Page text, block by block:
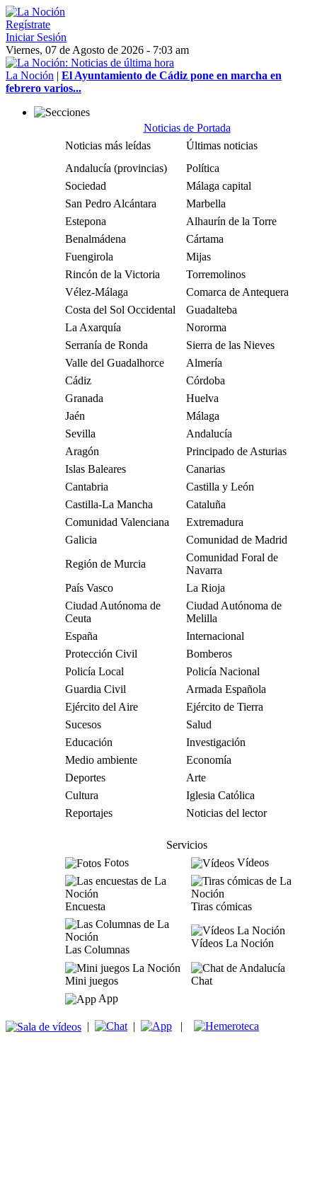
Regístrate
Iniciar Sesión
Viernes, 07 de Agosto de 2026 - 7:03 am
La Noción | El Ayuntamiento de Cádiz pone en marcha en
febrero varios...
Noticias de Portada
Noticias más leídas
Últimas noticias
Andalucía (provincias)
Política
Sociedad
Málaga capital
San Pedro Alcántara
Marbella
Estepona
Alhaurín de la Torre
Benalmádena
Cártama
Fuengirola
Mijas
Rincón de la Victoria
Torremolinos
Vélez-Málaga
Comarca de Antequera
Costa del Sol Occidental
Guadalteba
La Axarquía
Nororma
Serranía de Ronda
Sierra de las Nieves
Valle del Guadalhorce
Almería
Cádiz
Córdoba
Granada
Huelva
Jaén
Málaga
Sevilla
Andalucía
Aragón
Principado de Asturias
Islas Baleares
Canarias
Cantabria
Castilla y León
Castilla-La Mancha
Cataluña
Comunidad Valenciana
Extremadura
Galicia
Comunidad de Madrid
Región de Murcia
Comunidad Foral de
Navarra
País Vasco
La Rioja
Ciudad Autónoma de
Ceuta
Ciudad Autónoma de
Melilla
España
Internacional
Protección Civil
Bomberos
Policía Local
Policía Nacional
Guardia Civil
Armada Española
Ejército del Aire
Ejército de Tierra
Sucesos
Salud
Educación
Investigación
Medio ambiente
Economía
Deportes
Arte
Cultura
Iglesia Católica
Reportajes
Noticias del lector
Servicios
Fotos
Vídeos
Encuesta Tiras cómicas
Las Columnas
Vídeos La Noción
Mini juegos
Chat
App
| | |